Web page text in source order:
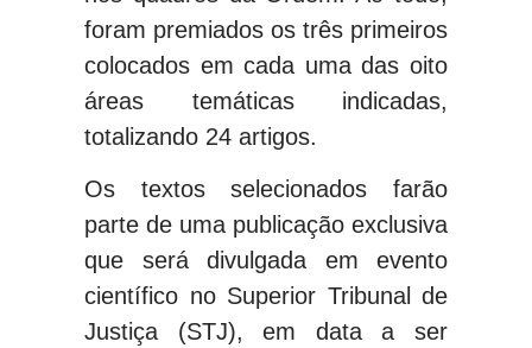
foram premiados os três primeiros
colocados em cada uma das oito
áreas temáticas indicadas,
totalizando 24 artigos.
Os textos selecionados farão
parte de uma publicação exclusiva
que será divulgada em evento
científico no Superior Tribunal de
Justiça (STJ), em data a ser